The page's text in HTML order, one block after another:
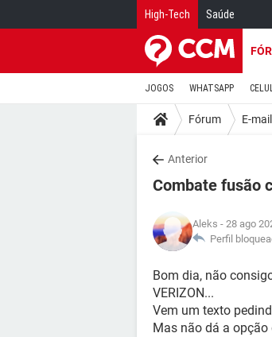
High-Tech Saúde
JOGOS WHATSAPP
Fórum E-mail
Anterior
Combate fusão
Aleks - 28 ago
Perfil
Bom dia, não
VERIZON...
Vem um texto
Mas não dá a opção